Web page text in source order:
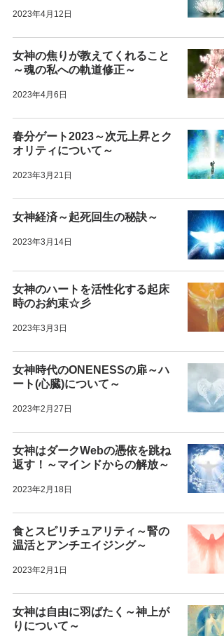
2023年4月12日
女神の焦りが教えてくれること
～魂の私への軌道修正～
2023年4月6日
春分ゲート2023～次元上昇とク
オリティについて～
2023年3月21日
女神経済～起死回生の秘訣～
2023年3月14日
女神のハートを活性化する起床
時のお約束☆彡
2023年3月3日
女神時代のONENESSの扉～ハ
ート(心臓)について～
2023年2月27日
女神はダークWebの憑依を跳ね
返す！～マインドからの解放～
2023年2月18日
食とスピリチュアリティ～腎の
温活とアンチエイジング～
2023年2月1日
女神は自由に羽ばたく～神上が
りについて～